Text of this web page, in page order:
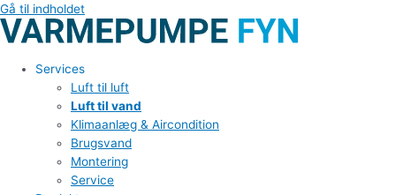
Gå til indholdet
Services
Luft til luft
Luft til vand
Klimaanlæg & Aircondition
Brugsvand
Montering
Service